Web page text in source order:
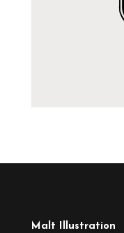
Malt Illustration